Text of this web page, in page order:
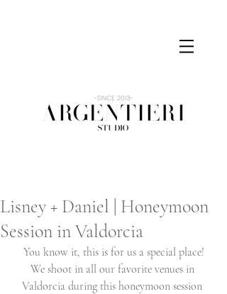
Lisney + Daniel | Honeymoon
Session in Valdorcia
You know it, this is for us a special place!
We shoot in all our favorite venues in
Valdorcia during this honeymoon session